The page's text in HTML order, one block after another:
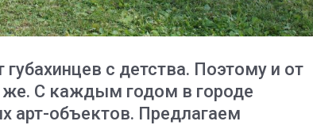
с детства. Поэтому и от
же. С каждым годом в городе
арт-объектов. Предлагаем